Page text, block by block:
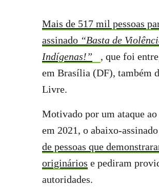
Mais de 517 mil pessoas
assinado “Basta de
Indígenas!”
, que foi
em Brasília (DF), também
Livre.
Motivado por um ataque
em 2021, o abaixo-assinado
de pessoas que
originários e pediram
autoridades.